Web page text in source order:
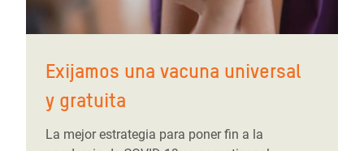
Exijamos una vacuna universal
y gratuita
La mejor estrategia para poner fin a la